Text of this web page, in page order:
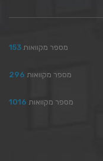
153 מספר מקוואות
296 מספר מקוואות
1016 מספר מקוואות